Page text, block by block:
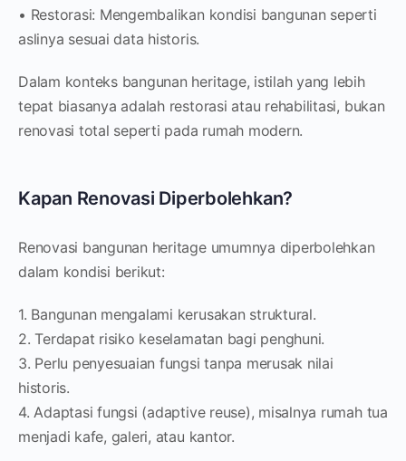
• Restorasi: Mengembalikan kondisi bangunan seperti
aslinya sesuai data historis.
Dalam konteks bangunan heritage, istilah yang lebih
tepat biasanya adalah restorasi atau rehabilitasi, bukan
renovasi total seperti pada rumah modern.
Kapan Renovasi Diperbolehkan?
Renovasi bangunan heritage umumnya diperbolehkan
dalam kondisi berikut:
1. Bangunan mengalami kerusakan struktural.
2. Terdapat risiko keselamatan bagi penghuni.
3. Perlu penyesuaian fungsi tanpa merusak nilai
historis.
4. Adaptasi fungsi (adaptive reuse), misalnya rumah tua
menjadi kafe, galeri, atau kantor.